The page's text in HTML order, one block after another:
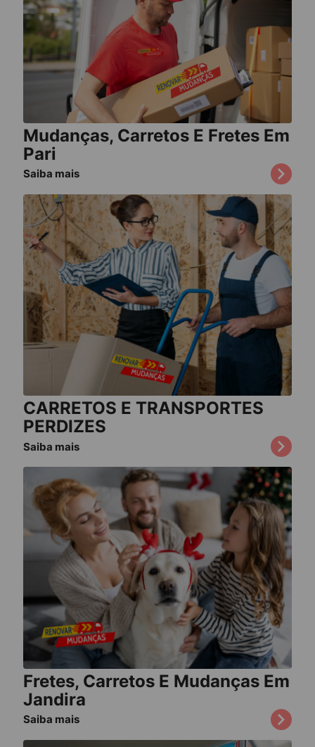
Mudanças, Carretos E Fretes Em
Pari
Saiba mais
CARRETOS E TRANSPORTES
PERDIZES
Saiba mais
Fretes, Carretos E Mudanças Em
Jandira
Saiba mais